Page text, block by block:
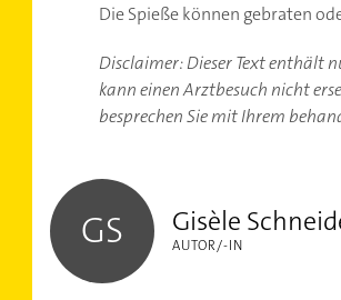
Die Spieße können gebraten
Disclaimer: Dieser Text enthält
kann einen Arztbesuch nicht
besprechen Sie mit Ihrem
GS Gisèle
AUTOR/-IN